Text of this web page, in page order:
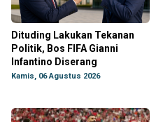
Dituding Lakukan Tekanan
Politik, Bos FIFA Gianni
Infantino Diserang
Kamis, 06 Agustus 2026